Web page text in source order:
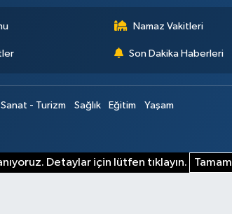
Namaz Vakitleri
Son Dakika Haberleri
- Turizm Sağlık Eğitim
Yaşam
Detaylar için lütfen tıklayın. Tamam